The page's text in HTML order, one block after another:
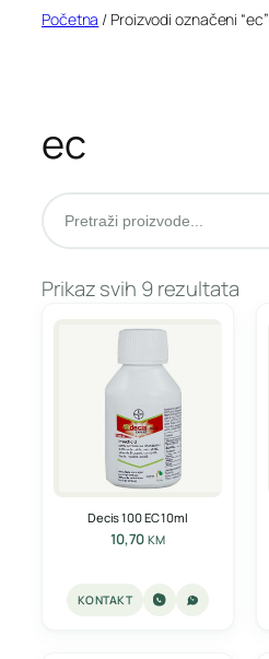
Početna / Proizvodi označeni “ec”
ec
Pretraži
Prikaz svih 9 rezultata
Decis 100 EC 10ml
10,70KM
KONTAKT